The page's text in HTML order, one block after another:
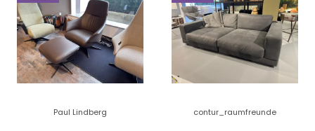
Paul Lindberg contur_raumfreunde